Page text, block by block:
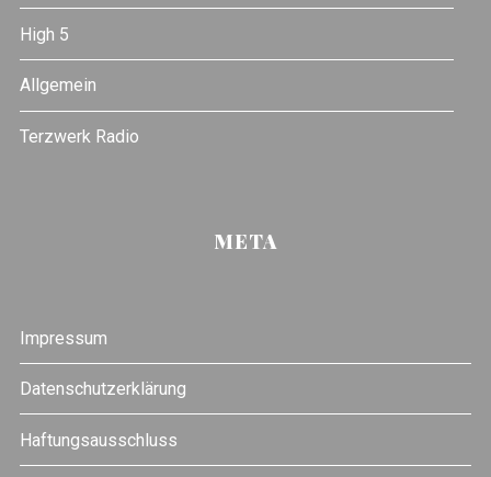
High 5
Allgemein
Terzwerk Radio
META
Impressum
Datenschutzerklärung
Haftungsausschluss